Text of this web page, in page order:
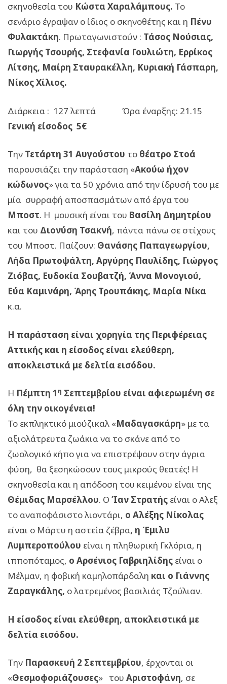
σκηνοθεσία του Κώστα Χαραλάμπους. Το
σενάριο έγραψαν ο ίδιος ο σκηνοθέτης και η Πένυ
Φυλακτάκη. Πρωταγωνιστούν : Τάσος Νούσιας,
Γιωργής Τσουρής, Στεφανία Γουλιώτη, Ερρίκος
Λίτσης, Μαίρη Σταυρακέλλη, Κυριακή Γάσπαρη,
Νίκος Χίλιος.
Διάρκεια : 127 λεπτά Ώρα έναρξης: 21.15
Γενική είσοδος 5€
Την Τετάρτη 31 Αυγούστου το θέατρο Στοά
παρουσιάζει την παράσταση «Ακούω ήχον
κώδωνος» για τα 50 χρόνια από την ίδρυσή του με
μία συρραφή αποσπασμάτων από έργα του
Μποστ. Η μουσική είναι του Βασίλη Δημητρίου
και του Διονύση Τσακνή, πάντα πάνω σε στίχους
του Μποστ. Παίζουν: Θανάσης Παπαγεωργίου,
Λήδα Πρωτοψάλτη, Αργύρης Παυλίδης, Γιώργος
Ζιόβας, Ευδοκία Σουβατζή, Άννα Μονογιού,
Εύα Καμινάρη, Άρης Τρουπάκης, Μαρία Νίκα
κ.α.
Η παράσταση είναι χορηγία της Περιφέρειας
Αττικής και η είσοδος είναι ελεύθερη,
αποκλειστικά με δελτία εισόδου.
Η Πέμπτη 1 η Σεπτεμβρίου είναι αφιερωμένη σε
όλη την οικογένεια!
Το εκπληκτικό μιούζικαλ «Μαδαγασκάρη» με τα
αξιολάτρευτα ζωάκια να το σκάνε από το
ζωολογικό κήπο για να επιστρέψουν στην άγρια
φύση, θα ξεσηκώσουν τους μικρούς θεατές! Η
σκηνοθεσία και η απόδοση του κειμένου είναι της
Θέμιδας Μαρσέλλου. Ο Ίαν Στρατής είναι ο Αλεξ
το αναποφάσιστο λιοντάρι, ο Αλέξης Νίκολας
είναι ο Μάρτυ η αστεία ζέβρα, η Έμιλυ
Λυμπεροπούλου είναι η πληθωρική Γκλόρια, η
ιπποπόταμος, ο Αρσένιος Γαβριηλίδης είναι ο
Μέλμαν, η φοβική καμηλοπάρδαλη και ο Γιάννης
Ζαραγκάλης, ο λατρεμένος βασιλιάς Τζούλιαν.
Η είσοδος είναι ελεύθερη, αποκλειστικά με
δελτία εισόδου.
Την Παρασκευή 2 Σεπτεμβρίου, έρχονται οι
«Θεσμοφοριάζουσες» του Αριστοφάνη, σε